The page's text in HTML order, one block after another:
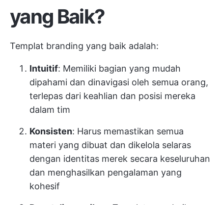
yang Baik?
Templat branding yang baik adalah:
Intuitif: Memiliki bagian yang mudah
dipahami dan dinavigasi oleh semua orang,
terlepas dari keahlian dan posisi mereka
dalam tim
Konsisten: Harus memastikan semua
materi yang dibuat dan dikelola selaras
dengan identitas merek secara keseluruhan
dan menghasilkan pengalaman yang
kohesif